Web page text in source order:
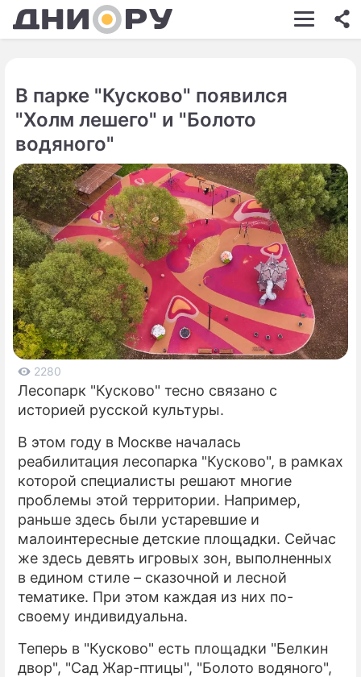
ШОУ-БИЗНЕС
КИНО
ЗДОРОВЬЕ
ЭКОНОМИКА
ПРОИСШЕСТВИЯ
СОННИК
СТИЛЬ ЖИЗНИ
СЕРИАЛЫ
ИГРЫ
ПРЕСС-РЕЛИЗЫ
В парке "Кусково" появился
"Холм лешего" и "Болото
водяного"
2280
Лесопарк "Кусково" тесно связано с
историей русской культуры.
В этом году в Москве началась
реабилитация лесопарка "Кусково", в рамках
которой специалисты решают многие
проблемы этой территории. Например,
раньше здесь были устаревшие и
малоинтересные детские площадки. Сейчас
же здесь девять игровых зон, выполненных
в едином стиле – сказочной и лесной
тематике. При этом каждая из них по-
своему индивидуальна.
Теперь в "Кусково" есть площадки "Белкин
двор", "Сад Жар-птицы", "Болото водяного",